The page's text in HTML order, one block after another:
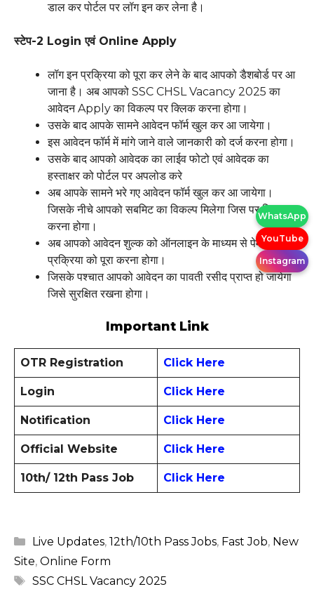
डाल कर पोर्टल पर लॉग इन कर लेना है।
स्टेप-2 Login एवं Online Apply
लॉग इन प्रक्रिया को पूरा कर लेने के बाद आपको डैशबोर्ड पर आ
जाना है। अब आपको SSC CHSL Vacancy 2025 का
आवेदन Apply का विकल्प पर क्लिक करना होगा।
उसके बाद आपके सामने आवेदन फॉर्म खुल कर आ जायेगा।
इस आवेदन फॉर्म में मांगे जाने वाले जानकारी को दर्ज करना होगा।
उसके बाद आपको आवेदक का लाईव फोटो एवं आवेदक का
हस्ताक्षर को पोर्टल पर अपलोड करे
अब आपके सामने भरे गए आवेदन फॉर्म खुल कर आ जायेगा।
जिसके नीचे आपको सबमिट का विकल्प मिलेगा जिस पर क्लिक
करना होगा।
अब आपको आवेदन शुल्क को ऑनलाइन के माध्यम से पेमेंट
प्रक्रिया को पूरा करना होगा।
जिसके पश्चात आपको आवेदन का पावती रसीद प्राप्त हो जायेगा
जिसे सुरक्षित रखना होगा।
Important Link
OTR Registration Click Here
Login Click Here
Notification Click Here
Official Website Click Here
10th/ 12th Pass Job Click Here
Categories
Live Updates, 12th/10th Pass Jobs, Fast Job, New
Site, Online Form
Tags
SSC CHSL Vacancy 2025
WhatsApp
YouTube
Instagram